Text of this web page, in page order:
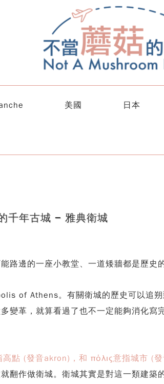
美國 日本
千年古城 − 雅典衛城
路邊的一座小教堂、一道矮牆都是歷史
of Athens。有關衛城的歷史可以追
變革，就算看過了也不一定能夠消化
點 (發音akron)，和 πόλις意指城市 (
翻作做衛城。衛城其實是對這一類建